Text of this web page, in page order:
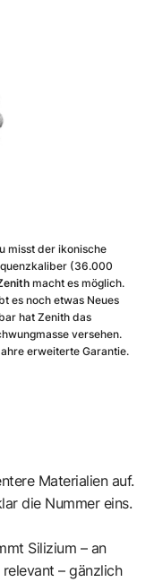
misst der ikonische
(36.000
macht es möglich.
es noch etwas Neues
hat Zenith das
versehen.
erweiterte Garantie.
Materialien auf.
die Nummer eins.
Silizium – an
– gänzlich